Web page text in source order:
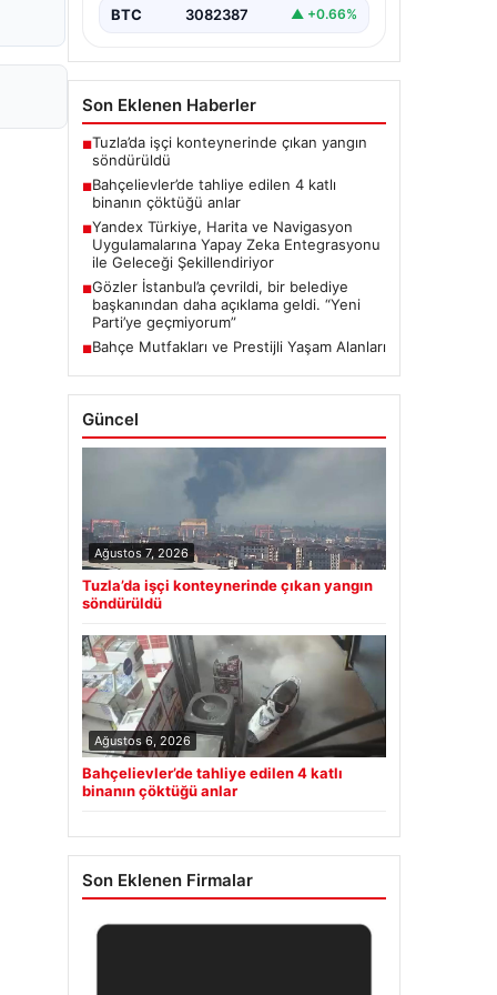
BTC 3082387 ▲ +0.66%
Son Eklenen Haberler
■Tuzla’da işçi konteynerinde çıkan yangın
söndürüldü
■Bahçelievler’de tahliye edilen 4 katlı
binanın çöktüğü anlar
■Yandex Türkiye, Harita ve Navigasyon
Uygulamalarına Yapay Zeka Entegrasyonu
ile Geleceği Şekillendiriyor
■Gözler İstanbul’a çevrildi, bir belediye
başkanından daha açıklama geldi. “Yeni
Parti’ye geçmiyorum”
■Bahçe Mutfakları ve Prestijli Yaşam Alanları
Güncel
Ağustos 7, 2026
Tuzla’da işçi konteynerinde çıkan yangın
söndürüldü
Ağustos 6, 2026
Bahçelievler’de tahliye edilen 4 katlı
binanın çöktüğü anlar
Son Eklenen Firmalar